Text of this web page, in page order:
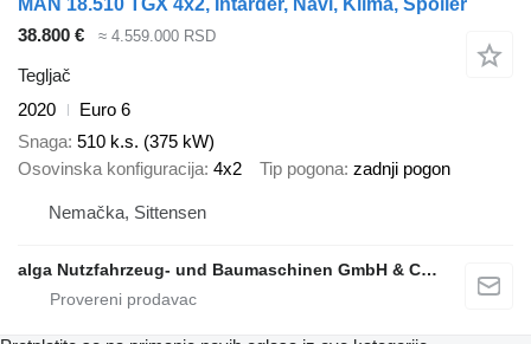
38.800 €
≈ 4.559.000 RSD
Tegljač
2020
Euro 6
Snaga 510 k.s. (375 kW)
Osovinska konfiguracija 4x2 Tip pogona zadnji pogon
Nemačka, Sittensen
alga Nutzfahrzeug- und Baumaschinen GmbH & Co. KG